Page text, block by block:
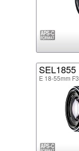
SEL1855
E 18-55mm